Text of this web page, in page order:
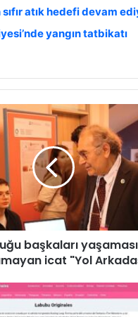
sıfır atık hedefi devam
yangın tatbikatı
başkaları
icat "Yol